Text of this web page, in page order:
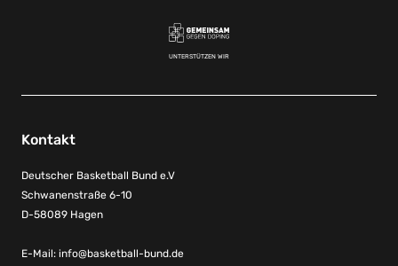
UNTERSTÜTZEN WIR
Kontakt
Deutscher Basketball Bund e.V
Schwanenstraße 6-10
D-58089 Hagen
E-Mail: info@basketball-bund.de